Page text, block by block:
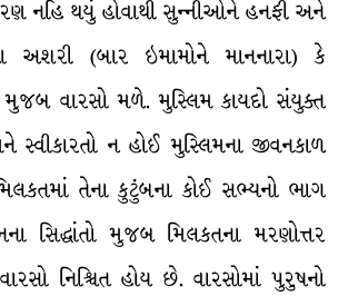
નહિ થયું હોવાથી સુન્નીઓને હનફી અને
અશરી (બાર ઇમામોને માનનારા) કે
મુજબ વારસો મળે. મુસ્લિમ કાયદો સંયુક્ત
ન હોઈ મુસ્લિમના જીવનકાળ
તેના કુટુંબના કોઈ સભ્યનો ભાગ
સિદ્ધાંતો મુજબ મિલકતના મરણોત્તર
નિશ્ચિત હોય છે. વારસોમાં પુરુષનો